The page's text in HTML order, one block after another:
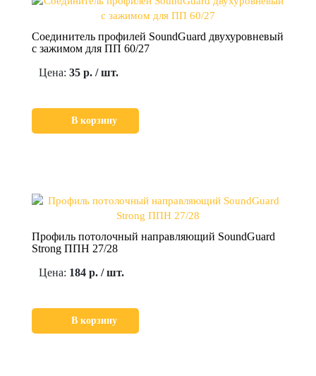
Соединитель профилей SoundGuard двухуровневый
с зажимом для ПП 60/27
Цена: 35 р. / шт.
В корзину
Профиль потолочный направляющий SoundGuard
Strong ППН 27/28
Цена: 184 р. / шт.
В корзину